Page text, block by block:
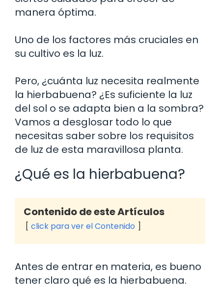
manera óptima.
Uno de los factores más cruciales en
su cultivo es la luz.
Pero, ¿cuánta luz necesita realmente
la hierbabuena? ¿Es suficiente la luz
del sol o se adapta bien a la sombra?
Vamos a desglosar todo lo que
necesitas saber sobre los requisitos
de luz de esta maravillosa planta.
¿Qué es la hierbabuena?
Contenido de este Artículos
click para ver el Contenido
Antes de entrar en materia, es bueno
tener claro qué es la hierbabuena.